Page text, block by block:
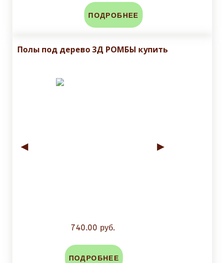
ПОДРОБНЕЕ
Полы под дерево 3Д РОМБЫ купить
◄ ►
740.00 руб.
ПОДРОБНЕЕ